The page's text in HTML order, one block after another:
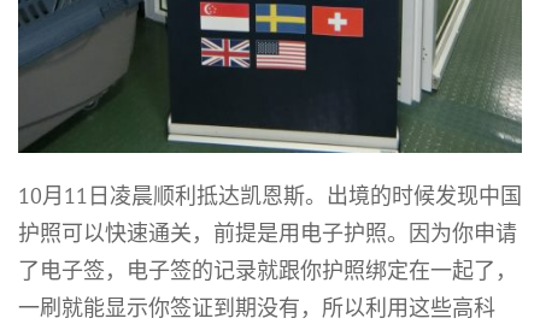
10月11日凌晨顺利抵达凯恩斯。出境的时候发现中国
护照可以快速通关，前提是用电子护照。因为你申请
了电子签，电子签的记录就跟你护照绑定在一起了，
一刷就能显示你签证到期没有，所以利用这些高科